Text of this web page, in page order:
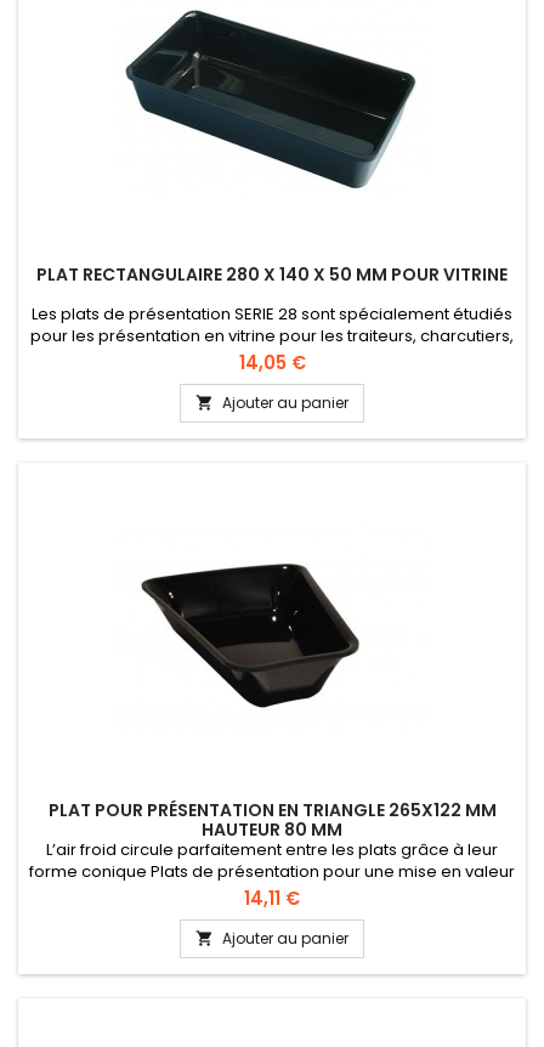
PLAT RECTANGULAIRE 280 X 140 X 50 MM POUR VITRINE
Les plats de présentation SERIE 28 sont spécialement étudiés
pour les présentation en vitrine pour les traiteurs, charcutiers,
boucherie, etc... Lavable en lave-vaisselle Plexi alimentaire
Hauteur 50 mm
Prix
14,05 €
 Ajouter au panier
PLAT POUR PRÉSENTATION EN TRIANGLE 265X122 MM
HAUTEUR 80 MM
L’air froid circule parfaitement entre les plats grâce à leur
forme conique Plats de présentation pour une mise en valeur
des préparations en vitrine, comptoir ou buffet Plats
fabriqués en plexi (PMMA) durable - Sans Bisphénol A (BPA
free) - Qualité alimentaire
Prix
14,11 €
 Ajouter au panier